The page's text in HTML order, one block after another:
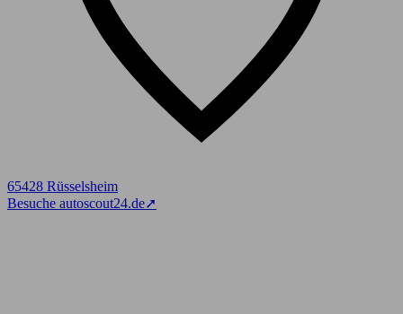
65428 Rüsselsheim
Besuche autoscout24.de➚